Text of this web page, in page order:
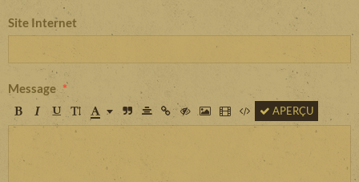
Site Internet
Message
APERÇU